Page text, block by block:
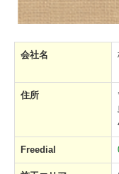
会社名
住所
Freedial